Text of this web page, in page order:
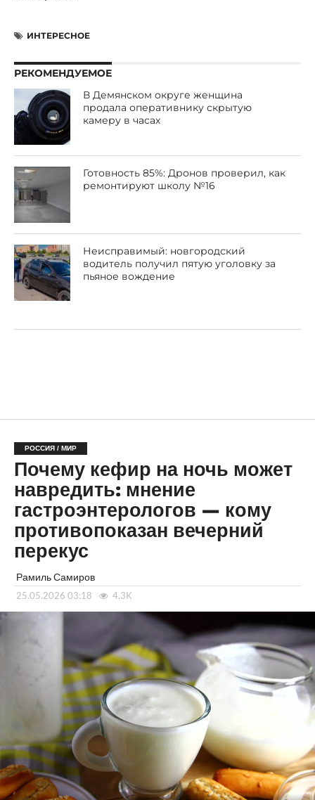
ИНТЕРЕСНОЕ
РЕКОМЕНДУЕМОЕ
В Демянском округе женщина
продала оперативнику скрытую
камеру в часах
Готовность 85%: Дронов проверил, как
ремонтируют школу №16
Неисправимый: новгородский
водитель получил пятую уголовку за
пьяное вождение
РОССИЯ / МИР
Почему кефир на ночь может
навредить: мнение
гастроэнтерологов — кому
противопоказан вечерний
перекус
Рамиль Самиров
25.05.2026 03:18 4.3K